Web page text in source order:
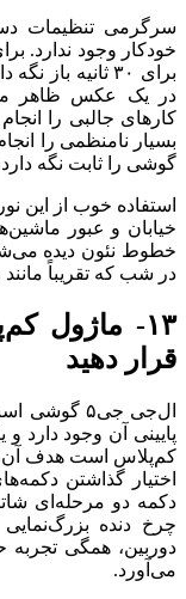
سرگرمی تنظیمات
در یک عکس ظاهر
کار‌های جالبی را
بسیار نا‌منظمی را
گوشی را ثابت نگه
استفاده خوب از این
خیابان و عبور
خطوط نئون دیده
در شب که تقریباً
قرار دهید
ال‌جی جی‌۵
پایینی آن وجود دارد و
کم‌پلاس است هدف آن،
اختیار گذاشتن
دکمه دو مرحله‌ای
چرخ دنده
دوربین، همگی تجربه
می‌آورد.